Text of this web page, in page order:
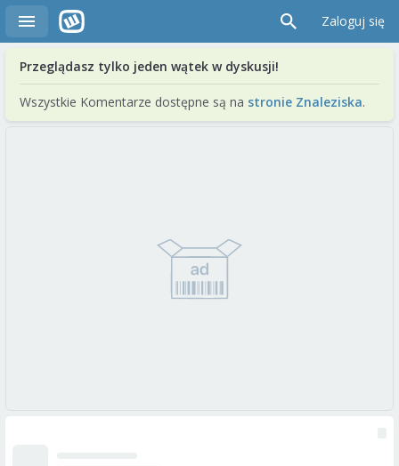
Zaloguj się
Przeglądasz tylko jeden wątek w dyskusji!
Wszystkie Komentarze dostępne są na stronie Znaleziska.